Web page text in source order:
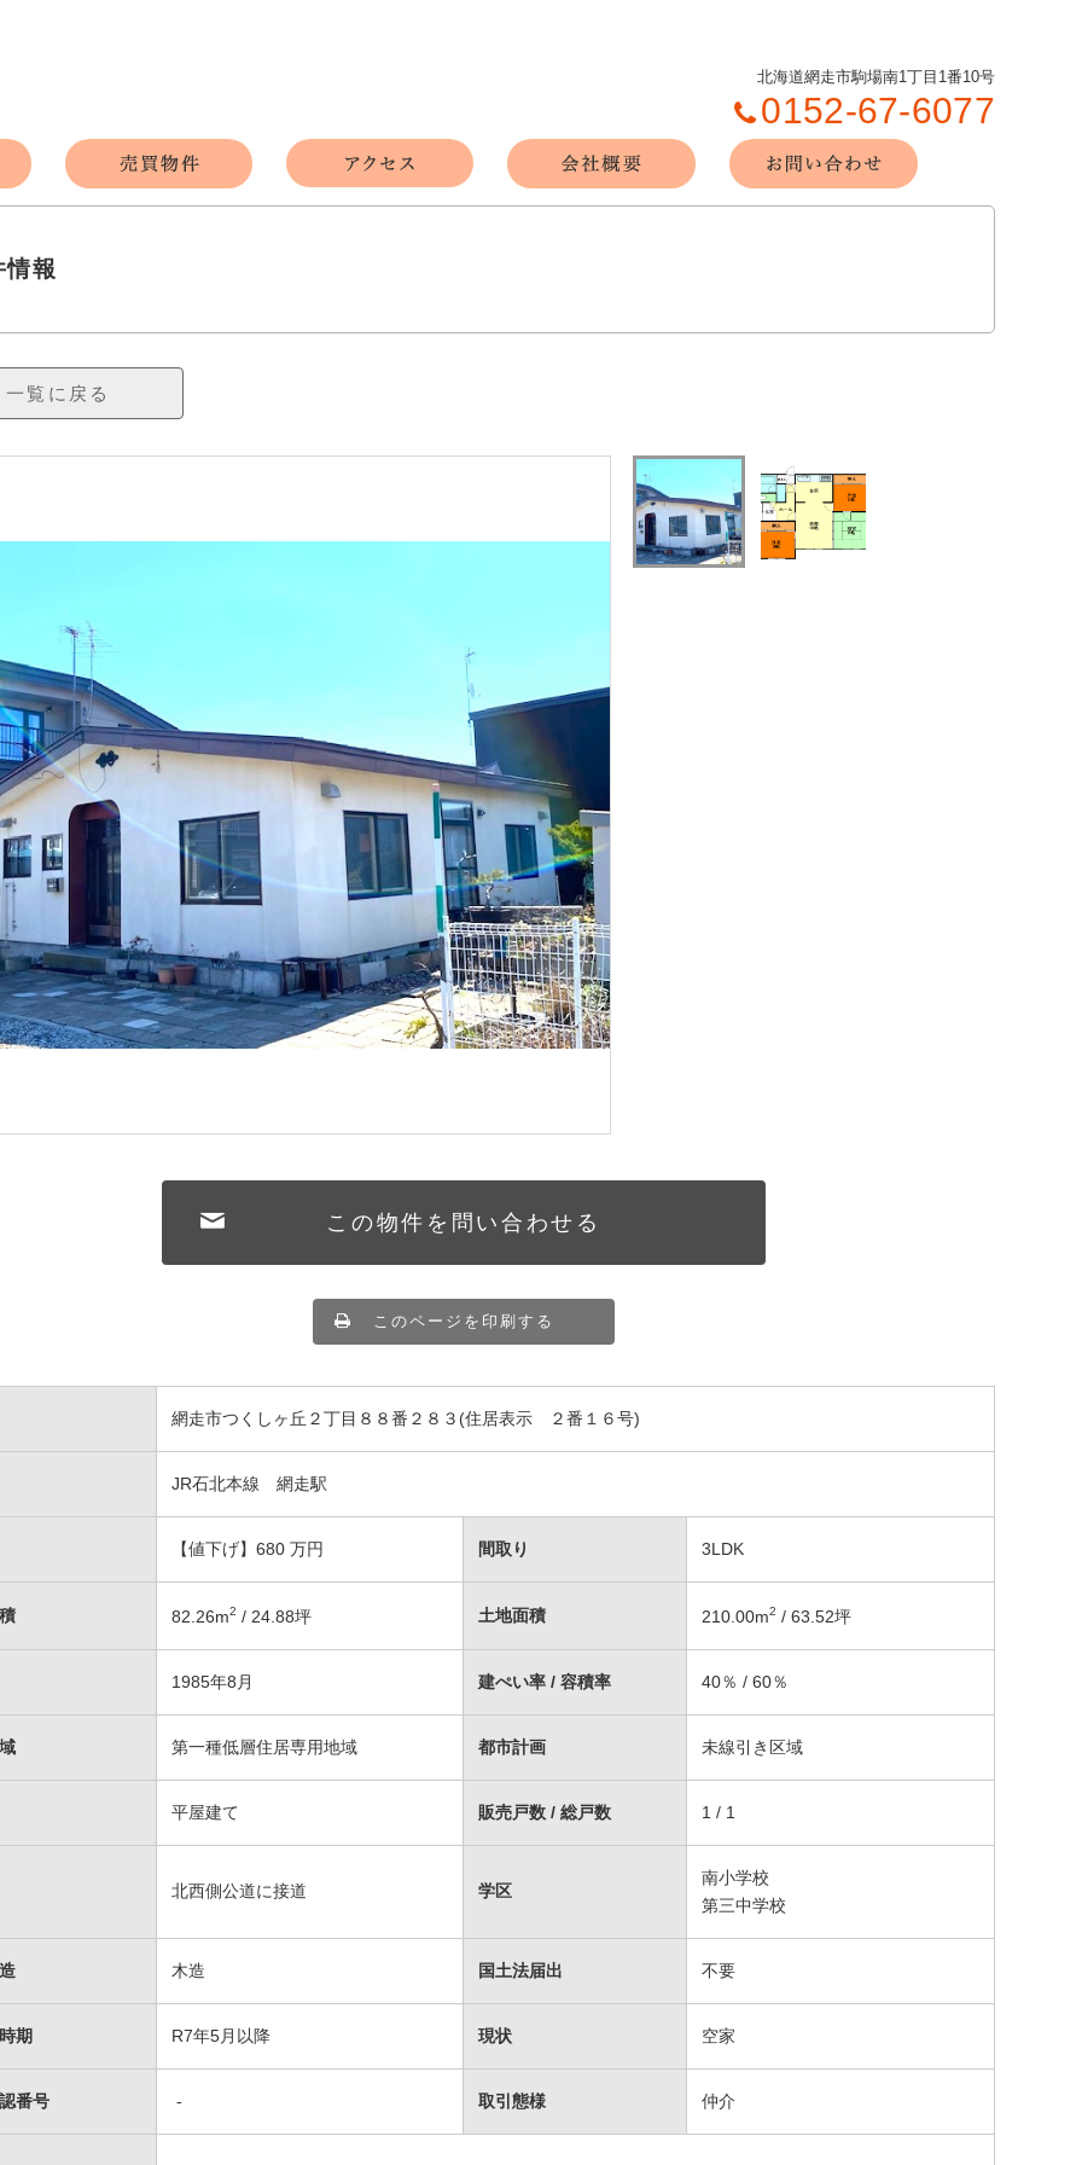
北海道網走市駒場南1丁目1番10号
0152-67-6077
情報
一覧に戻る
この物件を問い合わせる
このページを印刷する
網走市つくしヶ丘２丁目８８番２８３(住居表示 ２番１６号)
JR石北本線 網走駅
【値下げ】680 万円 間取り 3LDK
82.26m2 / 24.88坪 土地面積 210.00m2 / 63.52坪
1985年8月 建ぺい率 / 容積率 40％ / 60％
第一種低層住居専用地域 都市計画 未線引き区域
平屋建て 販売戸数 / 総戸数 1 / 1
北西側公道に接道 学区
南小学校
第三中学校
木造 国土法届出 不要
期 R7年5月以降 現状 空家
番号 - 取引態様 仲介